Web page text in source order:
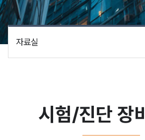
자료실
시험/진단 장